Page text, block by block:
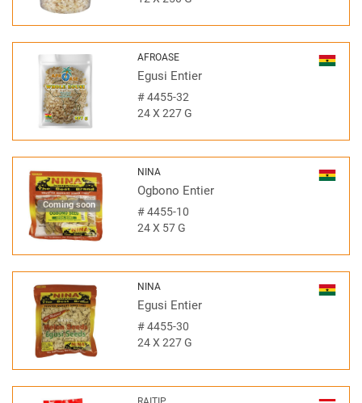
AFROASE
Egusi Entier
#4455-32
24 X 227 G
Coming soon
NINA
Ogbono Entier
#4455-10
24 X 57 G
NINA
Egusi Entier
#4455-30
24 X 227 G